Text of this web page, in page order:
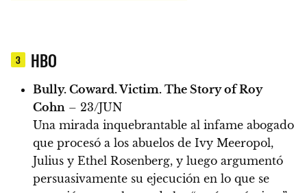
3 HBO
Bully. Coward. Victim. The Story of Roy
Cohn – 23/JUN
Una mirada inquebrantable al infame abogado
que procesó a los abuelos de Ivy Meeropol,
Julius y Ethel Rosenberg, y luego argumentó
persuasivamente su ejecución en lo que se